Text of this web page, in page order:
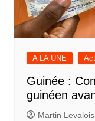
A LA UNE
Guinée :
guinéen
Martin Levalois